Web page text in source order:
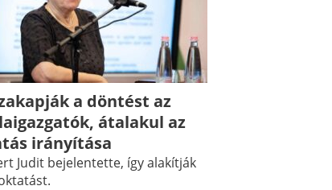
a döntést az
átalakul az
irányítása
Judit bejelentette, így alakítják